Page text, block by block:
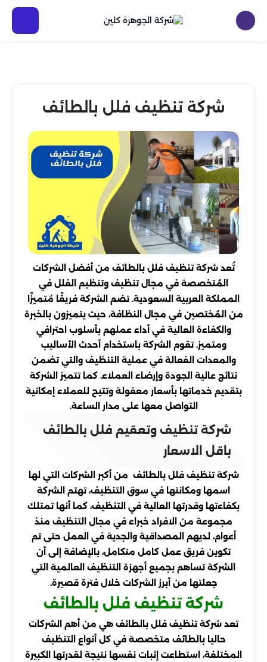
شركة تنظيف فلل بالطائف
تُعد شركة تنظيف فلل بالطائف من أفضل الشركات
المُتخصصة في مجال تنظيف وتنظيم الفلل في
المملكة العربية السعودية. تضم الشركة فريقًا مُتميزًا
من المُختصين في مجال النظافة، حيث يتميزون بالخبرة
والكفاءة العالية في أداء عملهم بأسلوب احترافي
ومتميز. تقوم الشركة باستخدام أحدث الأساليب
والمعدات الفعالة في عملية التنظيف والتي تضمن
نتائج عالية الجودة وإرضاء العملاء. كما تتميز الشركة
بتقديم خدماتها بأسعار معقولة وتتيح للعملاء إمكانية
التواصل معها على مدار الساعة.
شركة تنظيف وتعقيم فلل بالطائف
باقل الاسعار
شركة تنظيف فلل بالطائف من أكبر الشركات التي لها
اسمها ومكانتها في سوق التنظيف، تهتم الشركة
بكفاءتها وقدرتها العالية في التنظيف، كما أنها تمتلك
مجموعة من الافراد خبراء في مجال التنظيف منذ
أعوام، لديهم المصداقية والجدية في العمل حتى تم
تكوين فريق عمل كامل متكامل، بالإضافة إلى أن
الشركة تساهم بجميع أجهزة التنظيف العالمية التي
جعلتها من أبرز الشركات خلال فترة قصيرة.
شركة تنظيف فلل بالطائف
تعد شركة تنظيف فلل بالطائف هي من أهم الشركات
حاليا بالطائف متخصصة في كل أنواع التنظيف
المختلفة، استطاعت إثبات نفسها نتيجة لقدرتها الكبيرة